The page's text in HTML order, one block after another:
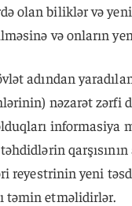
olan biliklər və
və onların
adından
nəzarət zərfi
informasiya
reyestrinin yeni
təmin etməlidirlər.